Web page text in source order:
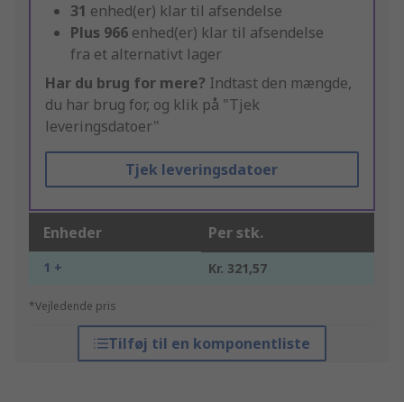
31 enhed(er) klar til afsendelse
Plus 966 enhed(er) klar til afsendelse
fra et alternativt lager
Har du brug for mere? Indtast den mængde,
du har brug for, og klik på "Tjek
leveringsdatoer"
Tjek leveringsdatoer
Enheder Per stk.
1 + Kr. 321,57
*Vejledende pris
Tilføj til en komponentliste